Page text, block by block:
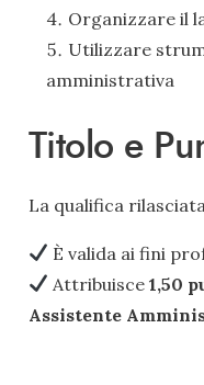
Organizzare il
Utilizzare
amministrativa
Titolo e
La qualifica
È valida ai fini
Attribuisce1,50
Assistente